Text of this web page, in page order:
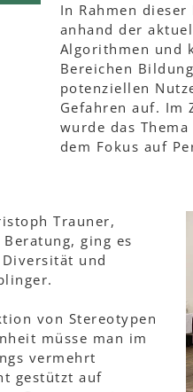
In Rahmen
anhand der
Algorithmen und
Bereichen
potenziellen
Gefahren auf. Im
wurde das
dem Fokus auf
Trauner,
ging es
und
von Stereotypen
müsse man im
vermehrt
gestützt auf